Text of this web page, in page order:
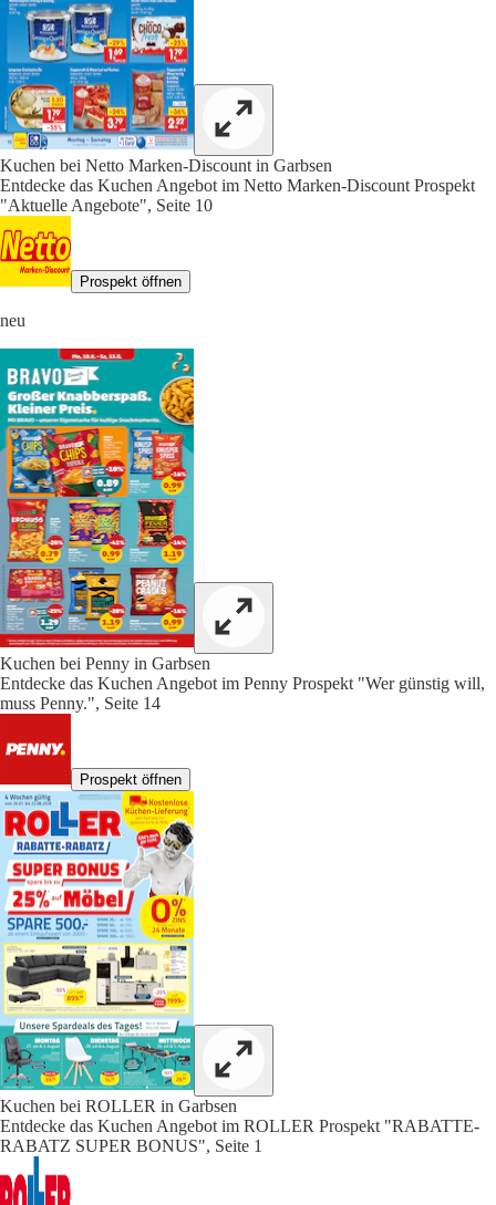
Kuchen bei Netto Marken-Discount in Garbsen
Entdecke das Kuchen Angebot im Netto Marken-Discount Prospekt
"Aktuelle Angebote", Seite 10
Prospekt öffnen
neu
Kuchen bei Penny in Garbsen
Entdecke das Kuchen Angebot im Penny Prospekt "Wer günstig will,
muss Penny.", Seite 14
Prospekt öffnen
Kuchen bei ROLLER in Garbsen
Entdecke das Kuchen Angebot im ROLLER Prospekt "RABATTE-
RABATZ SUPER BONUS", Seite 1